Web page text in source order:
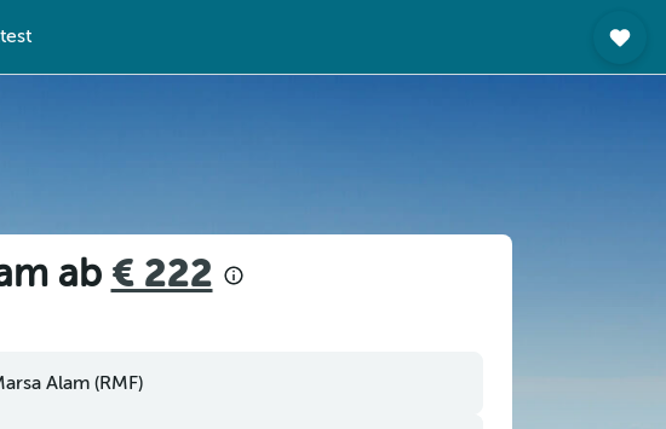
ab € 222